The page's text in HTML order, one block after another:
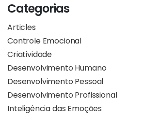
Categorias
Articles
Controle Emocional
Criatividade
Desenvolvimento Humano
Desenvolvimento Pessoal
Desenvolvimento Profissional
Inteligência das Emoções